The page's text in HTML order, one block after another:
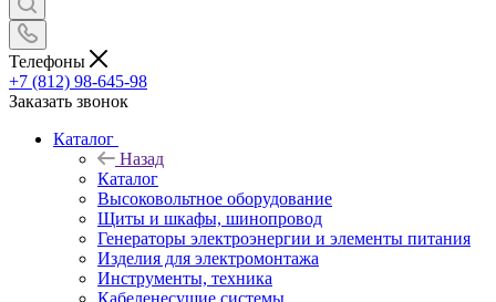
Телефоны
+7 (812) 98-645-98
Заказать звонок
Каталог
Назад
Каталог
Высоковольтное оборудование
Щиты и шкафы, шинопровод
Генераторы электроэнергии и элементы питания
Изделия для электромонтажа
Инструменты, техника
Кабеленесущие системы